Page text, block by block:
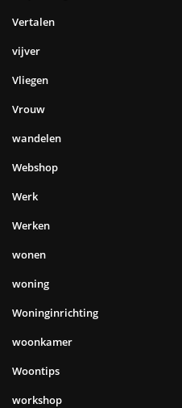
Vertalen
vijver
Vliegen
Vrouw
wandelen
Webshop
Werk
Werken
wonen
woning
Woninginrichting
woonkamer
Woontips
workshop